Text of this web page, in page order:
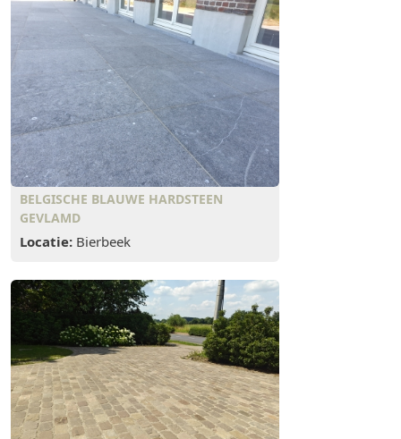
BELGISCHE BLAUWE HARDSTEEN
GEVLAMD
Locatie: Bierbeek